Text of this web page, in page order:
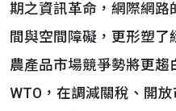
期之資訊革命，網際網路
間與空間障礙，更形塑
農產品市場競爭勢將更趨
WTO，在調減關稅、開